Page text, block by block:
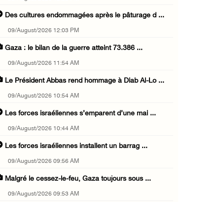
Des cultures endommagées après le pâturage d ...
09/August/2026 12:03 PM
Gaza : le bilan de la guerre atteint 73.386 ...
09/August/2026 11:54 AM
Le Président Abbas rend hommage à Diab Al-Lo ...
09/August/2026 10:54 AM
Les forces israéliennes s’emparent d’une mai ...
09/August/2026 10:44 AM
Les forces israéliennes installent un barrag ...
09/August/2026 09:56 AM
Malgré le cessez-le-feu, Gaza toujours sous ...
09/August/2026 09:53 AM